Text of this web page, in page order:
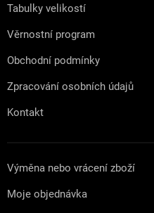
Tabulky velikostí
Věrnostní program
Obchodní podmínky
Zpracování osobních údajů
Kontakt
Výměna nebo vrácení zboží
Moje objednávka